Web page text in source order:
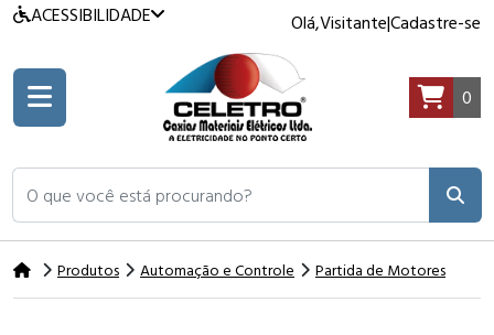
ACESSIBILIDADE Olá,Visitante|Cadastre-se
O que você está procurando?
0
Produtos Automação e Controle Partida de Motores